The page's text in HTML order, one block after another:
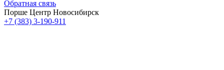
Обратная связь
Порше Центр Новосибирск
+7 (383) 3-190-911